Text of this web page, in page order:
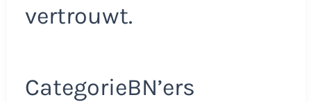
vertrouwt.
CategorieBN’ers